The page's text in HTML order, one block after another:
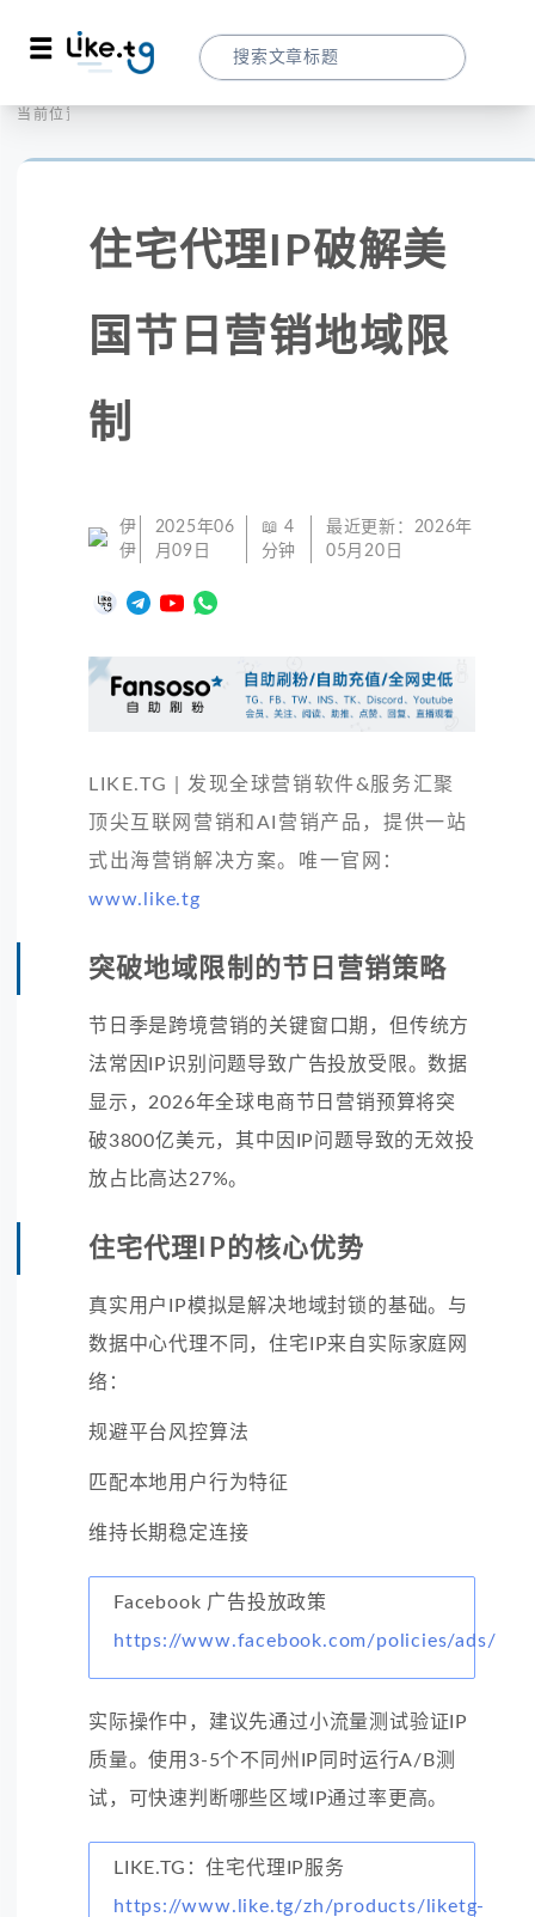
当前位置：
住宅代理IP破解美
国节日营销地域限
制
伊
伊
2025年06
月09日
📖 4
分钟
最近更新： 2026年
05月20日
LIKE.TG | 发现全球营销软件&服务汇聚
顶尖互联网营销和AI营销产品，提供一站
式出海营销解决方案。唯一官网：
www.like.tg
突破地域限制的节日营销策略
节日季是跨境营销的关键窗口期，但传统方
法常因IP识别问题导致广告投放受限。数据
显示，2026年全球电商节日营销预算将突
破3800亿美元，其中因IP问题导致的无效投
放占比高达27%。
住宅代理IP的核心优势
真实用户IP模拟是解决地域封锁的基础。与
数据中心代理不同，住宅IP来自实际家庭网
络：
规避平台风控算法
匹配本地用户行为特征
维持长期稳定连接
Facebook 广告投放政策
https://www.facebook.com/policies/ads/
实际操作中，建议先通过小流量测试验证IP
质量。使用3-5个不同州IP同时运行A/B测
试，可快速判断哪些区域IP通过率更高。
LIKE.TG：住宅代理IP服务
https://www.like.tg/zh/products/liketg-